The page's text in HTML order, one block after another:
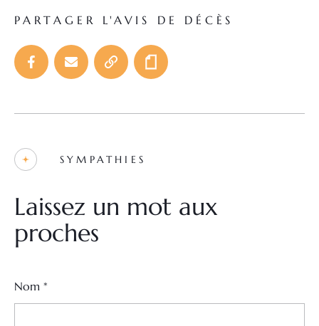
PARTAGER L'AVIS DE DÉCÈS
SYMPATHIES
Laissez un mot aux
proches
Nom *